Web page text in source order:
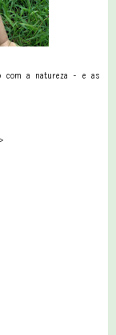
com a natureza - e as